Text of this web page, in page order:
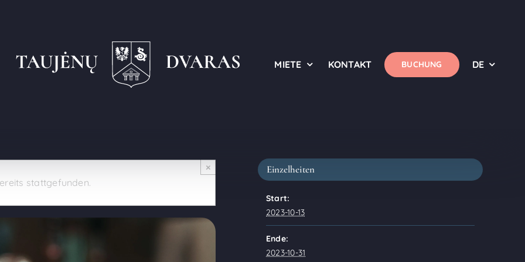
MIETE KONTAKT BUCHUNG DE
stattgefunden.
× Einzelheiten
Start:
2023-10-13
Ende:
2023-10-31